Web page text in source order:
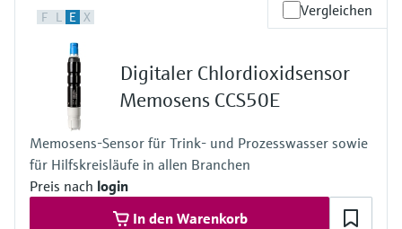
Volumenfluss:
±3% v.M. für DN 15
±2% v.M. DN 25…200
±2% v.M.. ab DN 200
Messbereich
0…15 m/s (0…50 ft/s)
Messstofftemperaturbereich
DN 15…65 (½…2½"): -40…+150°C (–40…+302 °F)
DN 50…4000 (2…160"): –40…+170°C (–40…+338 °F)
DN 50...600 (2...24"): 150...550°C (+150...1022°F)
Max. Prozessdruck
F L E X Vergleichen
Digitaler Chlordioxidsensor
Memosens CCS50E
Memosens-Sensor für Trink- und Prozesswasser sowie
für Hilfskreisläufe in allen Branchen
Preis nach login
In den Warenkorb